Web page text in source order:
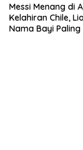
Messi Menang di
Kelahiran Chile,
Nama Bayi Paling